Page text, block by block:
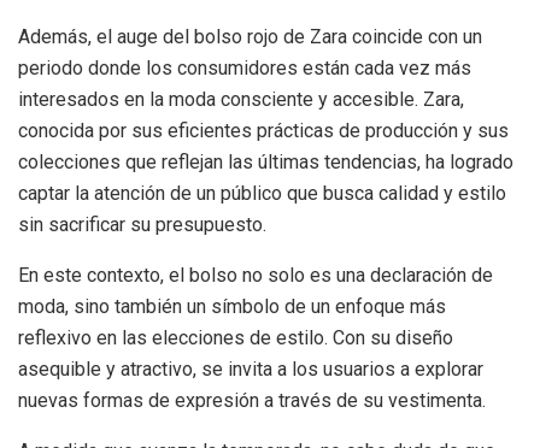
Además, el auge del bolso rojo de Zara coincide con un
periodo donde los consumidores están cada vez más
interesados en la moda consciente y accesible. Zara,
conocida por sus eficientes prácticas de producción y sus
colecciones que reflejan las últimas tendencias, ha logrado
captar la atención de un público que busca calidad y estilo
sin sacrificar su presupuesto.
En este contexto, el bolso no solo es una declaración de
moda, sino también un símbolo de un enfoque más
reflexivo en las elecciones de estilo. Con su diseño
asequible y atractivo, se invita a los usuarios a explorar
nuevas formas de expresión a través de su vestimenta.